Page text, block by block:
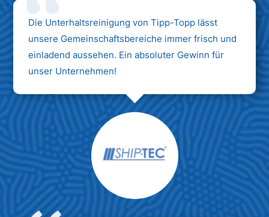
Die Unterhaltsreinigung von Tipp-Topp lässt
unsere Gemeinschaftsbereiche immer frisch und
einladend aussehen. Ein absoluter Gewinn für
unser Unternehmen!